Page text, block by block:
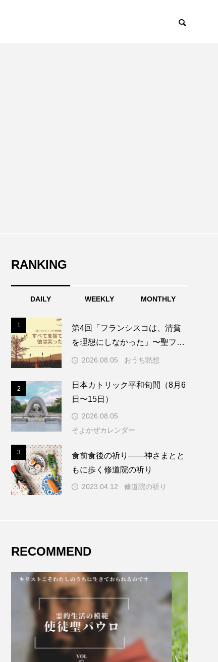
RANKING
DAILY WEEKLY MONTHLY
1
第4回「フランシスコは、清貧
を理想にしなかった」〜聖フラ
ンシスコ年黙想講話〜
2026.08.05 おうち黙想
2
日本カトリック平和旬間（8月6
日〜15日）
2026.08.05
そよかぜカレンダー
3
食前食後の祈り――神さまとと
もに歩く修道院の祈り
2023.04.12 修道院の祈り
RECOMMEND